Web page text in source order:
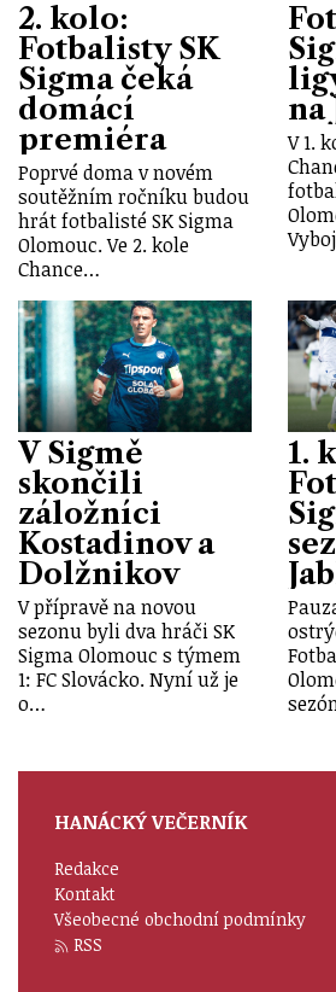
2. kolo:
Fotbalisty SK
Sigma čeká
domácí
premiéra
Poprvé doma v novém
soutěžním ročníku budou
hrát fotbalisté SK Sigma
Olomouc. Ve 2. kole
Chance…
na
V 1.
V Sigmě
skončili
záložníci
Kostadinov a
Dolžnikov
V přípravě na novou
sezonu byli dva hráči SK
Sigma Olomouc s týmem
1: FC Slovácko. Nyní už je
o…
1.
HANÁCKÝ VEČERNÍK
Redakce
Kontakt
Všeobecné obchodní podmínky
RSS